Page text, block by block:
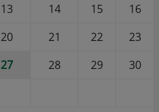
13 14 15
16
20 21 22
23
27 28 29
30